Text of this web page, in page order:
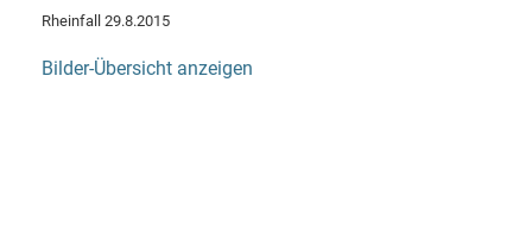
Rheinfall 29.8.2015
Bilder-Übersicht anzeigen